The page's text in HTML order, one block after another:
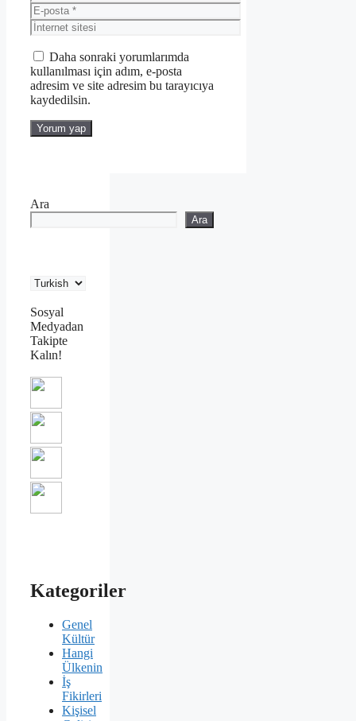
E-
posta
İnternet
sitesi
Daha sonraki yorumlarımda
kullanılması için adım, e-posta
adresim ve site adresim bu tarayıcıya
kaydedilsin.
Ara
Ara
Sosyal
Medyadan
Takipte
Kalın!
Kategoriler
Genel
Kültür
Hangi
Ülkenin
İş
Fikirleri
Kişisel